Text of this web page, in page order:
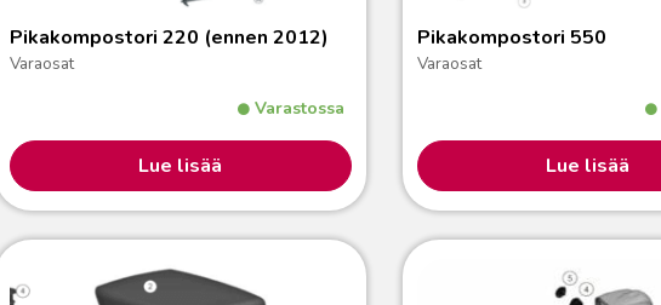
Pikakompostori 220 (ennen 2012)
Varaosat
Varastossa
Lue lisää
Pikakompostori 550
Varaosat
Lue lisää